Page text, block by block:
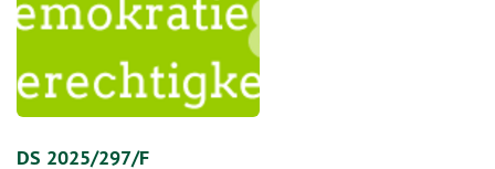
DS 2025/297/F